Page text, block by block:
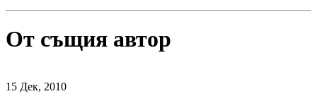
От същия автор
15 Дек, 2010